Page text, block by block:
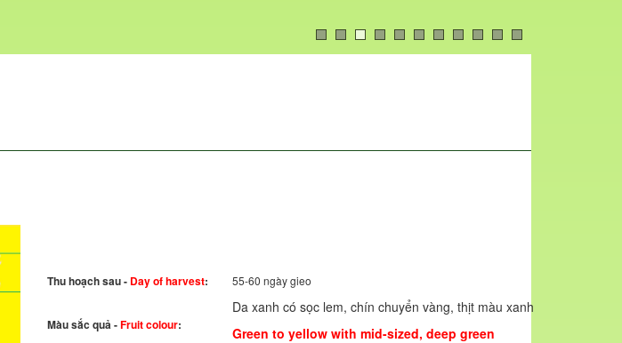
Thu hoạch sau - Day of harvest: 55-60 ngày gieo
Màu sắc quả -Fruit colour:
Da xanh có sọc lem, chín chuyển vàng, thịt màu xanh
Green to yellow with mid-sized, deep green